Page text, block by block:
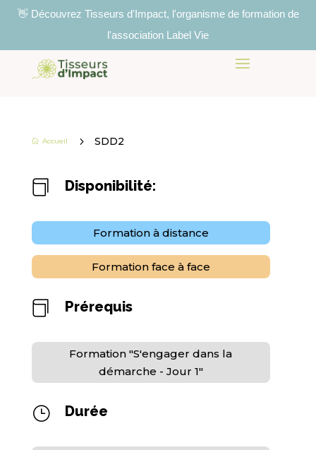
👋 Découvrez Tisseurs d'Impact, l'organisme de formation de
l'association Label Vie
 Accueil 5 SDD2
 Disponibilité:
Formation à distance
Formation face à face
 Prérequis
Formation "S'engager dans la
démarche - Jour 1"
} Durée